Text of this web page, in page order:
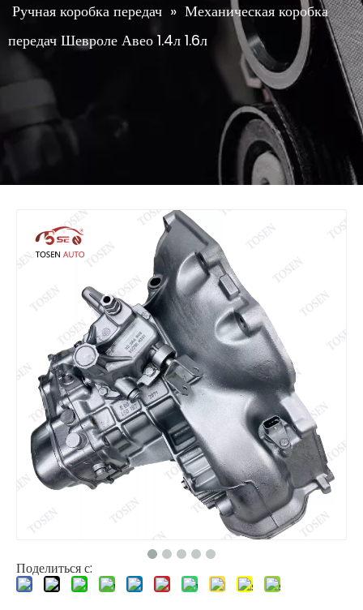
Ручная коробка передач » Механическая коробка
передач Шевроле Авео 1.4л 1.6л
Поделиться с: